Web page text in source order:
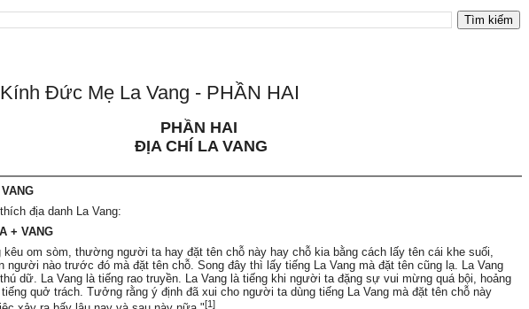
Đức Mẹ La Vang - PHẦN HAI
PHẦN HAI
ĐỊA CHÍ LA VANG
địa danh La Vang:
+ VANG
kêu om sòm, thường người ta hay đặt tên chỗ này hay chỗ kia bằng cách lấy tên cái khe suối,
người nào trước đó mà đặt tên chỗ. Song đây thì lấy tiếng La Vang mà đặt tên cũng lạ. La Vang
dữ. La Vang là tiếng rao truyền. La Vang là tiếng khi người ta đặng sự vui mừng quá bội, hoảng
quở trách. Tưởng rằng ý định đã xui cho người ta dùng tiếng La Vang mà đặt tên chỗ này
[1]